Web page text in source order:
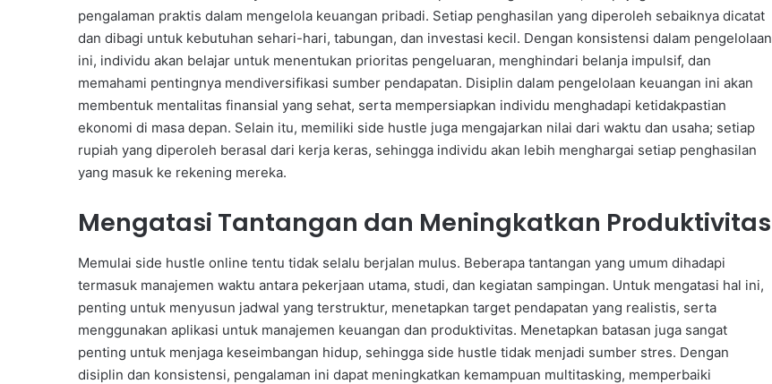
pengalaman praktis dalam mengelola keuangan pribadi. Setiap penghasilan yang diperoleh sebaiknya dicatat
dan dibagi untuk kebutuhan sehari-hari, tabungan, dan investasi kecil. Dengan konsistensi dalam pengelolaan
ini, individu akan belajar untuk menentukan prioritas pengeluaran, menghindari belanja impulsif, dan
memahami pentingnya mendiversifikasi sumber pendapatan. Disiplin dalam pengelolaan keuangan ini akan
membentuk mentalitas finansial yang sehat, serta mempersiapkan individu menghadapi ketidakpastian
ekonomi di masa depan. Selain itu, memiliki side hustle juga mengajarkan nilai dari waktu dan usaha; setiap
rupiah yang diperoleh berasal dari kerja keras, sehingga individu akan lebih menghargai setiap penghasilan
yang masuk ke rekening mereka.
Mengatasi Tantangan dan Meningkatkan Produktivitas
Memulai side hustle online tentu tidak selalu berjalan mulus. Beberapa tantangan yang umum dihadapi
termasuk manajemen waktu antara pekerjaan utama, studi, dan kegiatan sampingan. Untuk mengatasi hal ini,
penting untuk menyusun jadwal yang terstruktur, menetapkan target pendapatan yang realistis, serta
menggunakan aplikasi untuk manajemen keuangan dan produktivitas. Menetapkan batasan juga sangat
penting untuk menjaga keseimbangan hidup, sehingga side hustle tidak menjadi sumber stres. Dengan
disiplin dan konsistensi, pengalaman ini dapat meningkatkan kemampuan multitasking, memperbaiki